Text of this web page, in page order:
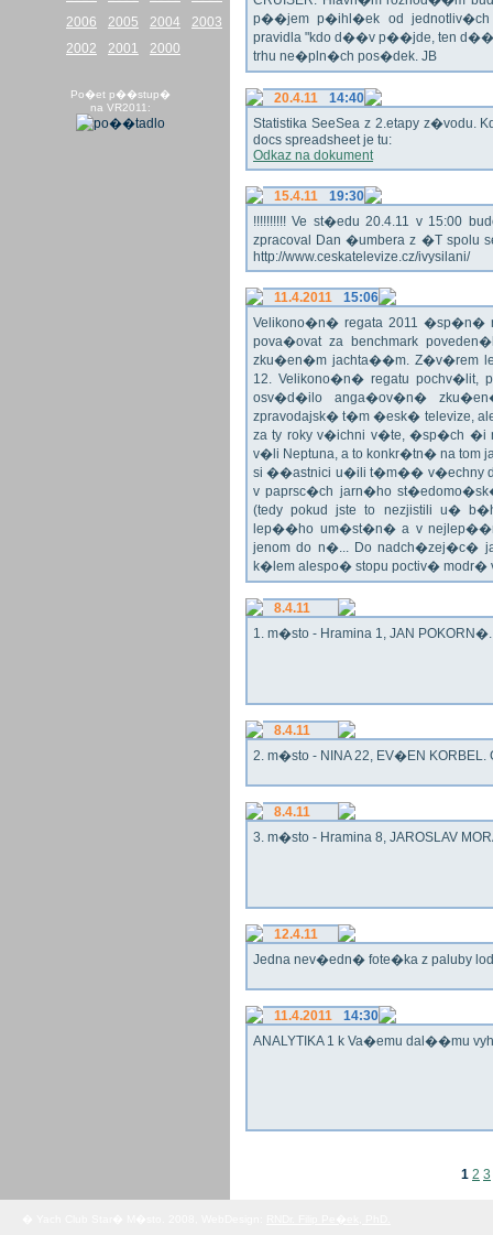
2006
2005 2004
2003
2002
2001 2000
Po�et p��stup�
na VR2011:
p��jem p�ihl�ek od
pravidla "kdo d��v p��jde, ten
trhu ne�pln�ch pos�dek. JB
20.4.11
14:40
Statistika SeeSea z 2.etapy z�vodu.
docs spreadsheet je tu:
Odkaz na dokument
15.4.11
19:30
!!!!!!!!!! Ve st�edu 20.4.11 v 15:00
zpracoval Dan �umbera z �T spolu
http://www.ceskatelevize.cz/ivysilani/
11.4.2011
15:06
Velikono�n� regata 2011 �sp�n�
pova�ovat za benchmark
zku�en�m jachta��m. Z�v�rem
12. Velikono�n� regatu
osv�d�ilo anga�ov�n�
zpravodajsk� t�m �esk� televize,
za ty roky v�ichni v�te, �sp�ch
v�li Neptuna, a to konkr�tn� na tom
si ��astnici u�ili t�m�� v�echny
v paprsc�ch jarn�ho
(tedy pokud jste to nezjistili u�
lep��ho um�st�n� a v
jenom do n�... Do nadch�zej�c�
k�lem alespo� stopu poctiv�
8.4.11
1. m�sto - Hramina 1, JAN
8.4.11
2. m�sto - NINA 22, EV�EN KORBEL.
8.4.11
3. m�sto - Hramina 8, JAROSLAV
12.4.11
Jedna nev�edn� fote�ka z paluby
11.4.2011
14:30
ANALYTIKA 1 k Va�emu dal��mu
1 2 3